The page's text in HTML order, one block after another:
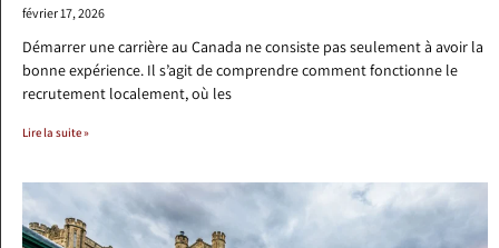
février 17, 2026
Démarrer une carrière au Canada ne consiste pas seulement à avoir la
bonne expérience. Il s’agit de comprendre comment fonctionne le
recrutement localement, où les
Lire la suite »